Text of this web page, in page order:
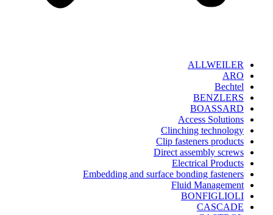
ALLWEILER
ARO
Bechtel
BENZLERS
BOASSARD
Access Solutions
Clinching technology
Clip fasteners products
Direct assembly screws
Electrical Products
Embedding and surface bonding fasteners
Fluid Management
BONFIGLIOLI
CASCADE